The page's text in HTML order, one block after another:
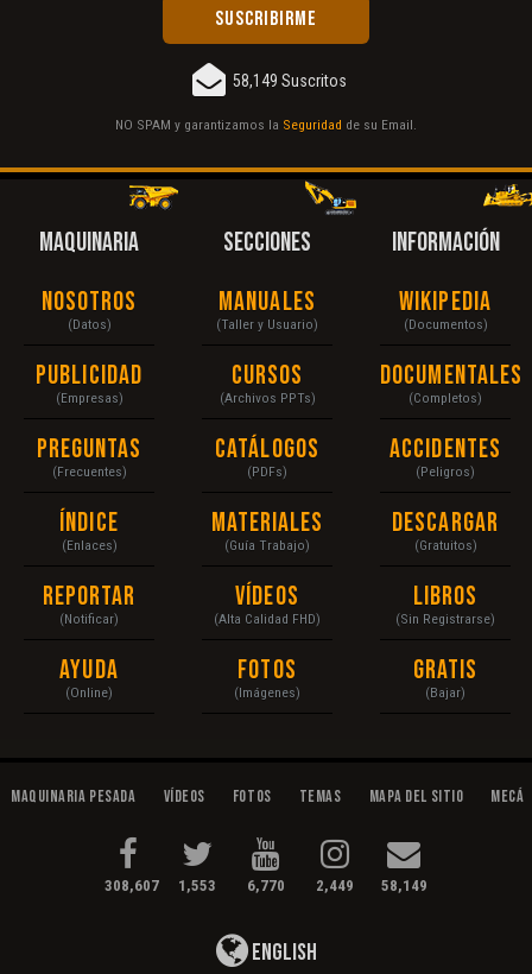
58,149 Suscritos
NO SPAM y garantizamos la Seguridad de su Email.
MAQUINARIA
Nosotros
(Datos)
Publicidad
(Empresas)
Preguntas
(Frecuentes)
Índice
(Enlaces)
Reportar
(Notificar)
Ayuda
(Online)
SECCIONES
Manuales
(Taller y Usuario)
Cursos
(Archivos PPTs)
Catálogos
(PDFs)
Materiales
(Guía Trabajo)
Vídeos
(Alta Calidad FHD)
Fotos
(Imágenes)
INFORMACIÓN
Wikipedia
(Documentos)
Documentales
(Completos)
Accidentes
(Peligros)
Descargar
(Gratuitos)
Libros
(Sin Registrarse)
Gratis
(Bajar)
Maquinaria Pesada Vídeos Fotos Temas Mapa del Sitio
308,607 1,553 6,770 2,449 58,149
English